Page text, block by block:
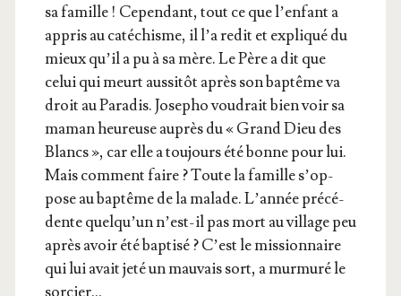
sa famille ! Cepen­dant, tout ce que l’en­fant a
appris au caté­chisme, il l’a redit et expli­qué du
mieux qu’il a pu à sa mère. Le Père a dit que
celui qui meurt aus­si­tôt après son bap­tême va
droit au Para­dis. Jose­pho vou­drait bien voir sa
maman heu­reuse auprès du « Grand Dieu des
Blancs », car elle a tou­jours été bonne pour lui.
Mais com­ment faire ? Toute la famille s’op­
pose au bap­tême de la malade. L’an­née pré­cé­
dente quel­qu’un n’est-il pas mort au vil­lage peu
après avoir été bap­ti­sé ? C’est le mis­sion­naire
qui lui avait jeté un mau­vais sort, a mur­mu­ré le
sorcier…